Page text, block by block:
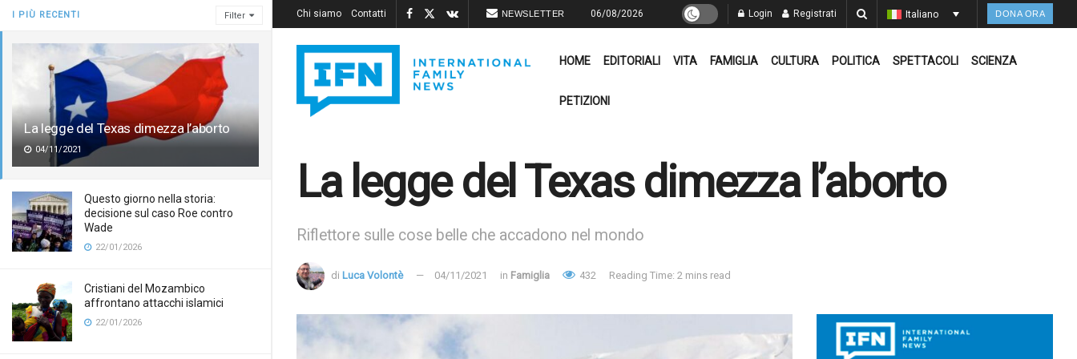
I PIÙ RECENTI Filter
La legge del Texas dimezza l’aborto
04/11/2021
Questo giorno nella storia:
decisione sul caso Roe contro
Wade
22/01/2026
Cristiani del Mozambico
affrontano attacchi islamici
22/01/2026
Chi siamo Contatti NEWSLETTER 06/08/2026 Login Registrati Italiano DONA ORA
HOME EDITORIALI VITA FAMIGLIA CULTURA POLITICA SPETTACOLI SCIENZA
PETIZIONI
La legge del Texas dimezza l’aborto
Riflettore sulle cose belle che accadono nel mondo
di Luca Volontè 04/11/2021 in Famiglia 432 Reading Time: 2 mins read